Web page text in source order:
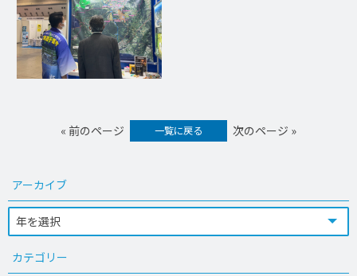
« 前のページ 一覧に戻る 次のページ »
アーカイブ
カテゴリー